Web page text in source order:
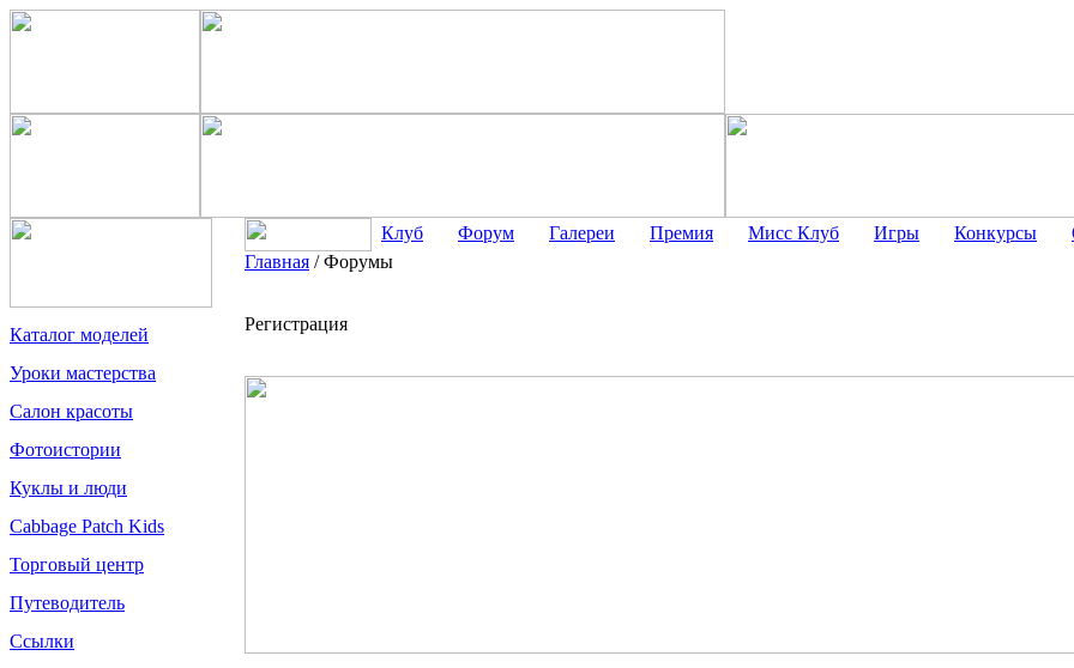
Каталог моделей
Уроки мастерства
Салон красоты
Фотоистории
Куклы и люди
Cabbage Patch Kids
Торговый центр
Путеводитель
Ссылки
Клуб Форум Галереи Премия Мисс Клуб Игры Конкурсы
Главная /Форумы
Регистрация